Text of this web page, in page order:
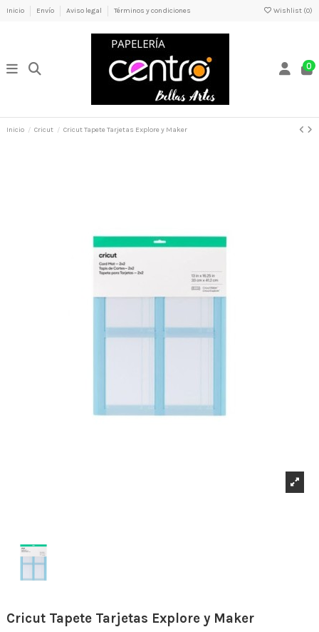
Inicio Envío Aviso legal Términos y condiciones Wishlist (0)
0
Inicio Cricut Cricut Tapete Tarjetas Explore y Maker
Cricut Tapete Tarjetas Explore y Maker